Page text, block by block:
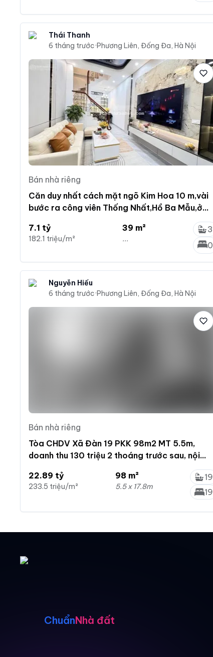
Thái Thanh
6 tháng trước·Phương Liên, Đống Đa, Hà Nội
Bán nhà riêng
Căn duy nhất cách mặt ngõ Kim Hoa 10 m,vài
bước ra công viên Thống Nhất,Hồ Ba Mẫu,ở
7.1 tỷ
182.1 triệu/m²
39 m²
...
3
0
Nguyễn Hiếu
6 tháng trước·Phương Liên, Đống Đa, Hà Nội
Bán nhà riêng
Tòa CHDV Xã Đàn 19 PKK 98m2 MT 5.5m,
doanh thu 130 triệu 2 thoáng trước sau, nội
22.89 tỷ
233.5 triệu/m²
98 m²
5.5 x 17.8m
19
19
ChuẩnNhà đất